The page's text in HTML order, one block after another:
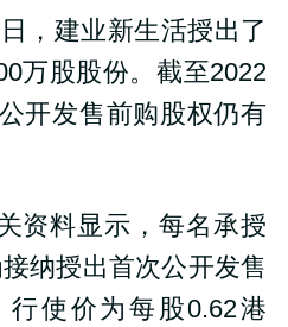
，建业新生活授出了
万股股份。截至2022
开发售前购股权仍有
资料显示，每名承授
纳授出首次公开发售
使价为每股0.62港